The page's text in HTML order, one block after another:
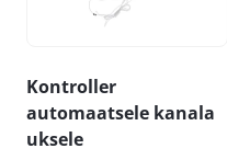
Kontroller
automaatsele kanala
uksele